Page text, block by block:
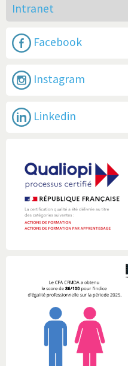
Intranet
Facebook
Instagram
Linkedin